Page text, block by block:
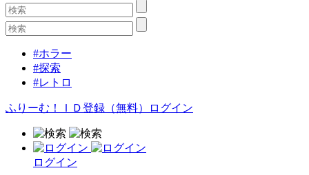
#ホラー
#探索
#レトロ
ふりーむ！ＩＤ登録（無料） ログイン
ログイン